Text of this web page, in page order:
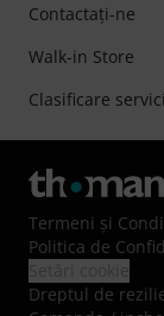
Contactaţi-ne
Walk-in Store
Clasificare
Termeni şi
Politica de
Dreptul de